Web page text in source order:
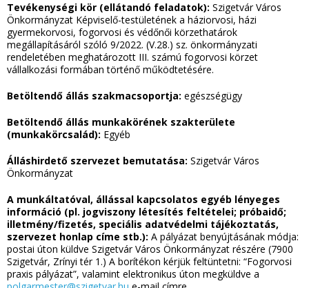
Tevékenységi kör (ellátandó feladatok): Szigetvár Város
Önkormányzat Képviselő-testületének a háziorvosi, házi
gyermekorvosi, fogorvosi és védőnői körzethatárok
megállapításáról szóló 9/2022. (V.28.) sz. önkormányzati
rendeletében meghatározott III. számú fogorvosi körzet
vállalkozási formában történő működtetésére.
Betöltendő állás szakmacsoportja: egészségügy
Betöltendő állás munkakörének szakterülete
(munkakörcsalád): Egyéb
Álláshirdető szervezet bemutatása: Szigetvár Város
Önkormányzat
A munkáltatóval, állással kapcsolatos egyéb lényeges
információ (pl. jogviszony létesítés feltételei; próbaidő;
illetmény/fizetés, speciális adatvédelmi tájékoztatás,
szervezet honlap címe stb.): A pályázat benyújtásának módja:
postai úton küldve Szigetvár Város Önkormányzat részére (7900
Szigetvár, Zrínyi tér 1.) A borítékon kérjük feltüntetni: “Fogorvosi
praxis pályázat”, valamint elektronikus úton megküldve a